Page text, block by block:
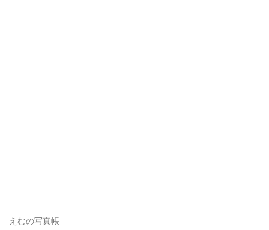
えむの写真帳